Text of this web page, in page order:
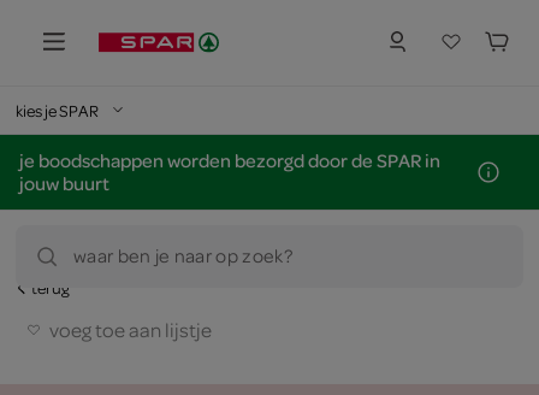
kies je SPAR
je boodschappen worden bezorgd door de SPAR in
jouw buurt
waar ben je naar op zoek?
terug
voeg toe aan lijstje